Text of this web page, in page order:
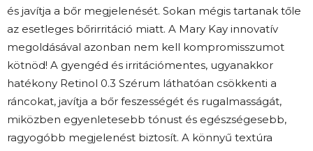
és javítja a bőr megjelenését. Sokan mégis tartanak tőle
az esetleges bőrirritáció miatt. A Mary Kay innovatív
megoldásával azonban nem kell kompromisszumot
kötnöd! A gyengéd és irritációmentes, ugyanakkor
hatékony Retinol 0.3 Szérum láthatóan csökkenti a
ráncokat, javítja a bőr feszességét és rugalmasságát,
miközben egyenletesebb tónust és egészségesebb,
ragyogóbb megjelenést biztosít. A könnyű textúra